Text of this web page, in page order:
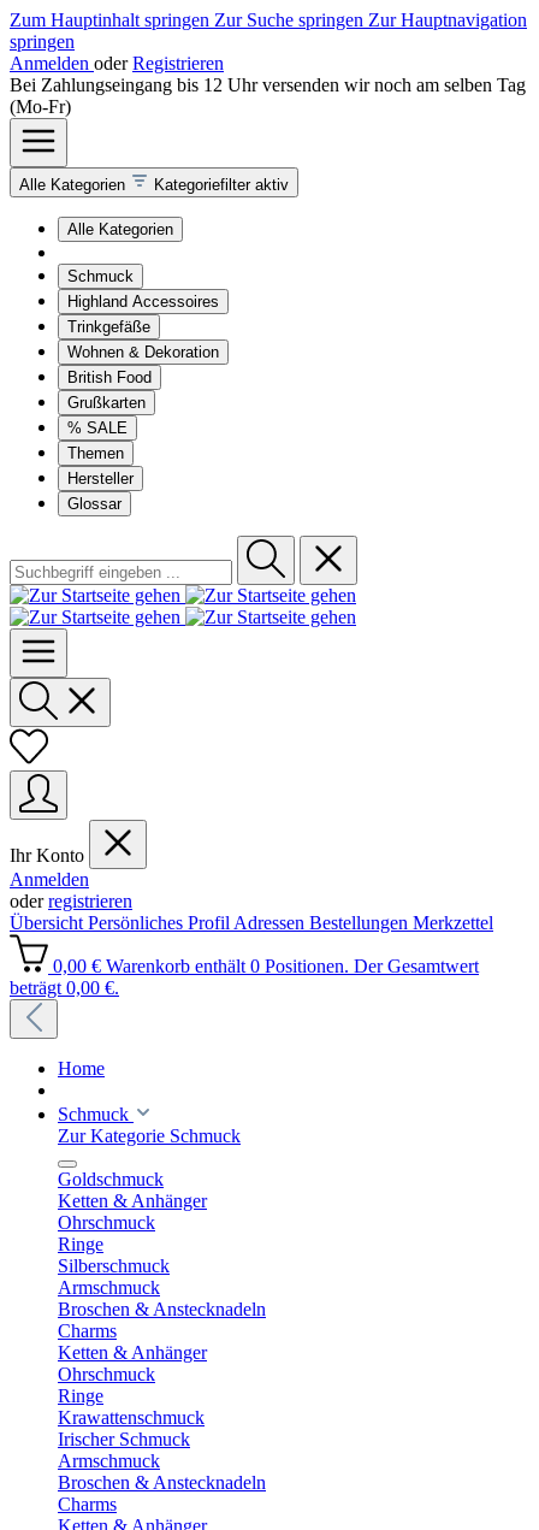
Zum Hauptinhalt springen Zur Suche springen Zur Hauptnavigation
springen
Anmelden oder Registrieren
Bei Zahlungseingang bis 12 Uhr versenden wir noch am selben Tag
(Mo-Fr)
Alle Kategorien Kategoriefilter aktiv
Alle Kategorien
Schmuck
Highland Accessoires
Trinkgefäße
Wohnen & Dekoration
British Food
Grußkarten
% SALE
Themen
Hersteller
Glossar
Ihr Konto
Anmelden
oderregistrieren
Übersicht Persönliches Profil Adressen Bestellungen Merkzettel
0,00 € Warenkorb enthält 0 Positionen. Der Gesamtwert
beträgt 0,00 €.
Home
Schmuck
Zur Kategorie Schmuck
Goldschmuck
Ketten & Anhänger
Ohrschmuck
Ringe
Silberschmuck
Armschmuck
Broschen & Anstecknadeln
Charms
Ketten & Anhänger
Ohrschmuck
Ringe
Krawattenschmuck
Irischer Schmuck
Armschmuck
Broschen & Anstecknadeln
Charms
Ketten & Anhänger